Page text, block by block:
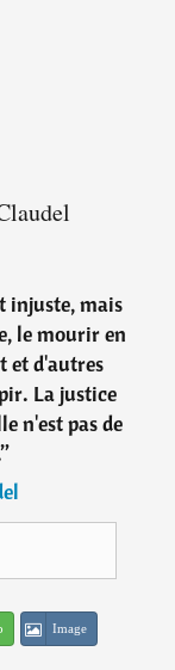
injuste, mais
le mourir en
et d'autres
La justice
n'est pas de
”
Image